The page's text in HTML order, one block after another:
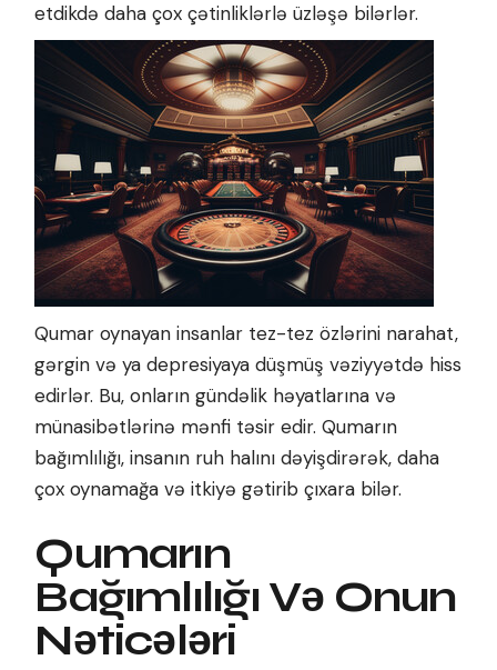
etdikdə daha çox çətinliklərlə üzləşə bilərlər.
Qumar oynayan insanlar tez-tez özlərini narahat,
gərgin və ya depresiyaya düşmüş vəziyyətdə hiss
edirlər. Bu, onların gündəlik həyatlarına və
münasibətlərinə mənfi təsir edir. Qumarın
bağımlılığı, insanın ruh halını dəyişdirərək, daha
çox oynamağa və itkiyə gətirib çıxara bilər.
Qumarın
Bağımlılığı Və Onun
Nəticələri